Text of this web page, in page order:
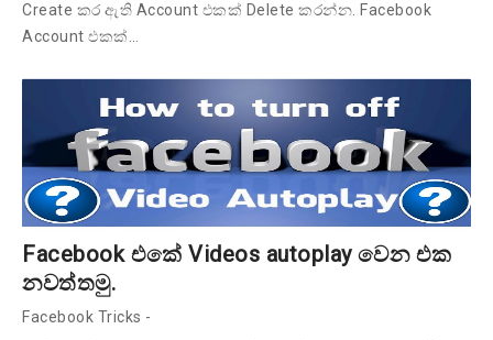
Create කර ඇති Account එකක් Delete කරන්න. Facebook
Account එකක්…
Facebook එකේ Videos autoplay වෙන එක
නවත්තමු.
Facebook Tricks -